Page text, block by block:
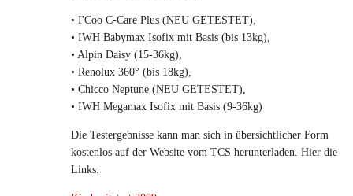
• I'Coo C-Care Plus (NEU GETESTET),
• IWH Babymax Isofix mit Basis (bis 13kg),
• Alpin Daisy (15-36kg),
• Renolux 360° (bis 18kg),
• Chicco Neptune (NEU GETESTET),
• IWH Megamax Isofix mit Basis (9-36kg)
Die Testergebnisse kann man sich in übersichtlicher Form
kostenlos auf der Website vom TCS herunterladen. Hier die
Links: